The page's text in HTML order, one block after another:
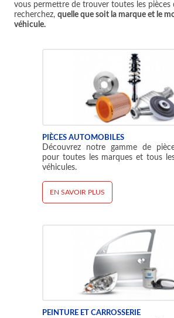
vous permettre de trouver toutes les pièces
recherchez, quelle que soit la marque et le
véhicule.
PIÈCES AUTOMOBILES
Découvrez notre gamme de
pour toutes les marques et tous
véhicules.
EN SAVOIR PLUS
PEINTURE ET CARROSSERIE